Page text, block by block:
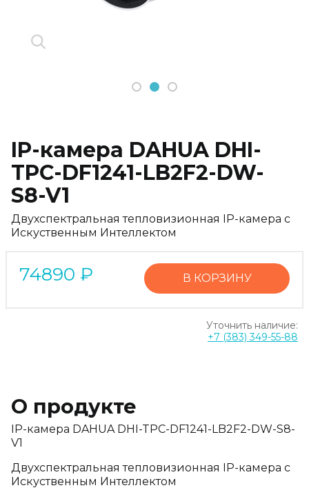
1 2 3
IP-камера DAHUA DHI-
TPC-DF1241-LB2F2-DW-
S8-V1
Двухспектральная тепловизионная IP-камера с
Искуственным Интеллектом
74890 ₽ В КОРЗИНУ
Уточнить наличие:
+7 (383) 349-55-88
О продукте
IP-камера DAHUA DHI-TPC-DF1241-LB2F2-DW-S8-
V1
Двухспектральная тепловизионная IP-камера с
Искуственным Интеллектом